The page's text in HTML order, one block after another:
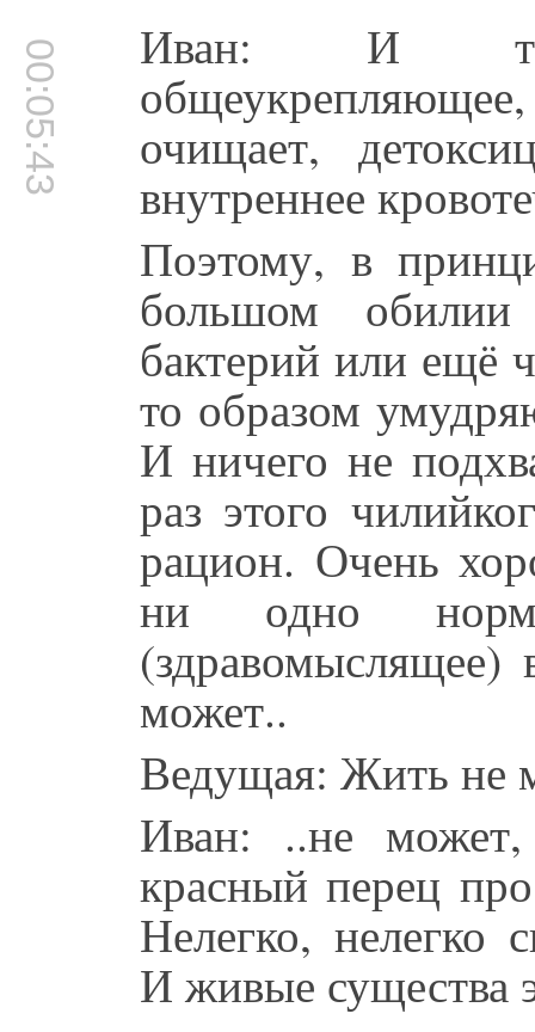
00:05:43 Иван: И
очищает,
внутреннее
Поэтому, в
большом
бактерий или ещё
то образом
И ничего не
раз этого
рацион. Очень
ни одно
(здравомыслящее)
может..
Ведущая: Жить не
Иван: ..не может,
красный перец
Нелегко, нелегко
И живые существа